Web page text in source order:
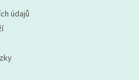
údajů